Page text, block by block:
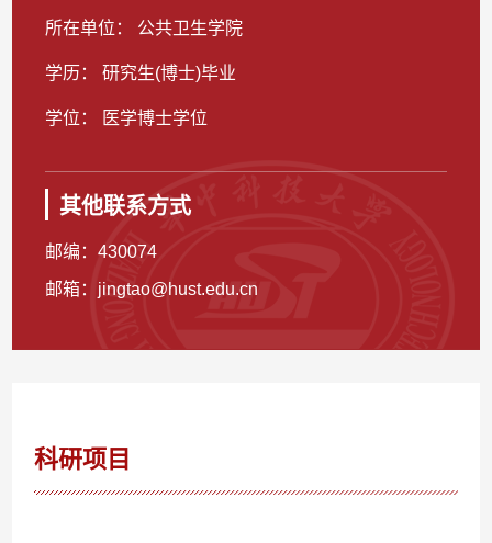
所在单位： 公共卫生学院
学历： 研究生(博士)毕业
学位： 医学博士学位
其他联系方式
邮编：430074
邮箱： jingtao@hust.edu.cn
科研项目